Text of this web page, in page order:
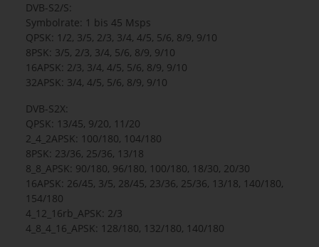
DVB-S2/S:
Symbolrate: 1 bis 45 Msps
QPSK: 1/2, 3/5, 2/3, 3/4, 4/5, 5/6, 8/9, 9/10
8PSK: 3/5, 2/3, 3/4, 5/6, 8/9, 9/10
16APSK: 2/3, 3/4, 4/5, 5/6, 8/9, 9/10
32APSK: 3/4, 4/5, 5/6, 8/9, 9/10
DVB-S2X:
QPSK: 13/45, 9/20, 11/20
2_4_2APSK: 100/180, 104/180
8PSK: 23/36, 25/36, 13/18
8_8_APSK: 90/180, 96/180, 100/180, 18/30, 20/30
16APSK: 26/45, 3/5, 28/45, 23/36, 25/36, 13/18, 140/180,
154/180
4_12_16rb_APSK: 2/3
4_8_4_16_APSK: 128/180, 132/180, 140/180